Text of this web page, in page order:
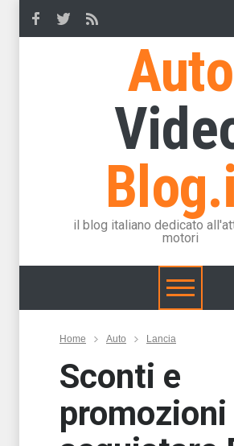
Auto
il blog italiano dedicato
motori
Home Auto Lancia
Sconti e
promozioni